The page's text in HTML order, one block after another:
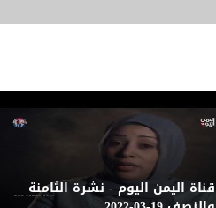
قناة اليمن اليوم - نشرة الثامنة